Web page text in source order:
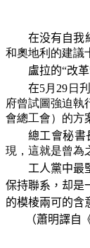
在没有自我
和奧地利的建議
盧拉的“改
在5月29日 刋
府曾試圖強迫執
會總工會）的方
總工會秘書
現，這就是曾為
工人黨中最
保持聯系， 却是
的模棱兩可的含
（蕭明譯自